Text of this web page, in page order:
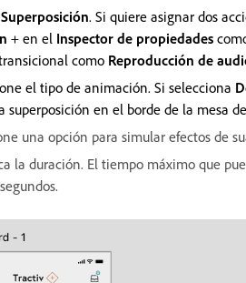
. Si quiere asignar dos
+ en el Inspector de propiedades
como Reproducción de
el tipo de animación. Si selecciona
en el borde de la mesa
una opción para simular efectos de
la duración. El tiempo máximo que